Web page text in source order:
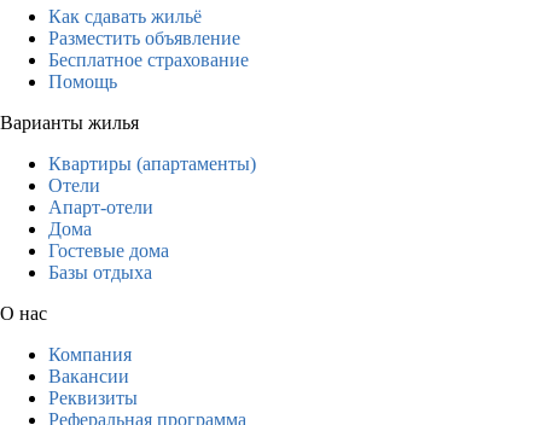
Как сдавать жильё
Разместить объявление
Бесплатное страхование
Помощь
Варианты жилья
Квартиры (апартаменты)
Отели
Апарт-отели
Дома
Гостевые дома
Базы отдыха
О нас
Компания
Вакансии
Реквизиты
Реферальная программа